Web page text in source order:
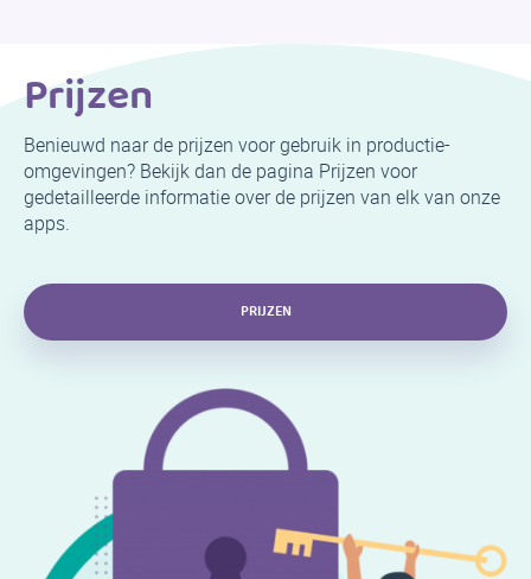
Prijzen
Benieuwd naar de prijzen voor gebruik in productie-
omgevingen? Bekijk dan de pagina Prijzen voor
gedetailleerde informatie over de prijzen van elk van onze
apps.
PRIJZEN